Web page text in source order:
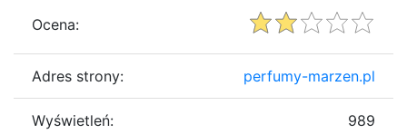
Ocena:
Adres strony: perfumy-marzen.pl
Wyświetleń: 989